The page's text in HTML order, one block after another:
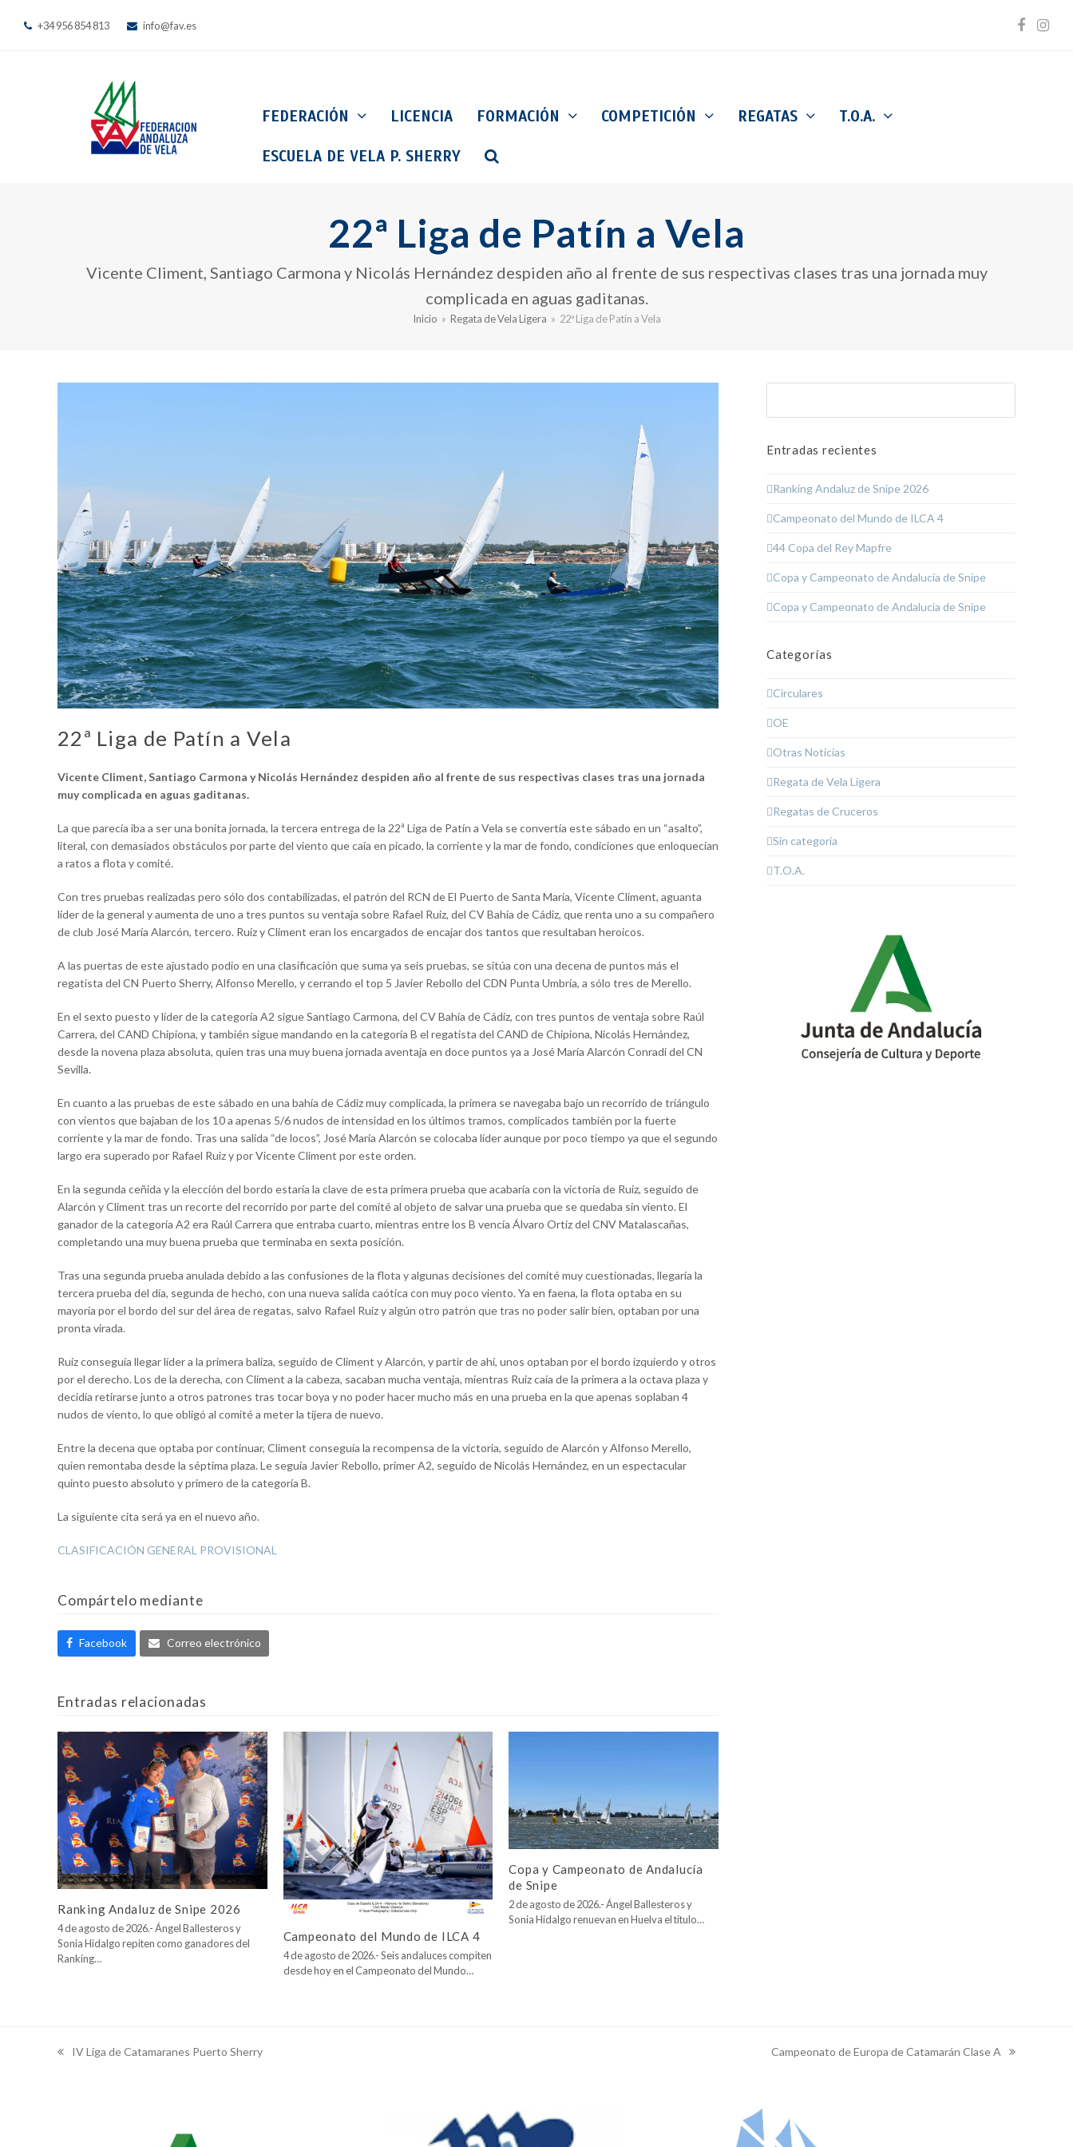
+34 956 854 813 info@fav.es
FEDERACIÓN LICENCIA FORMACIÓN COMPETICIÓN REGATAS T.O.A.
ESCUELA DE VELA P. SHERRY
22ª Liga de Patín a Vela
Vicente Climent, Santiago Carmona y Nicolás Hernández despiden año al frente de sus respectivas clases tras una jornada muy
complicada en aguas gaditanas.
Inicio » Regata de Vela Ligera » 22ª Liga de Patín a Vela
22ª Liga de Patín a Vela
Vicente Climent, Santiago Carmona y Nicolás Hernández despiden año al frente de sus respectivas clases tras una jornada
muy complicada en aguas gaditanas.
La que parecía iba a ser una bonita jornada, la tercera entrega de la 22ª Liga de Patín a Vela se convertía este sábado en un “asalto”,
literal, con demasiados obstáculos por parte del viento que caía en picado, la corriente y la mar de fondo, condiciones que enloquecían
a ratos a flota y comité.
Con tres pruebas realizadas pero sólo dos contabilizadas, el patrón del RCN de El Puerto de Santa María, Vicente Climent, aguanta
líder de la general y aumenta de uno a tres puntos su ventaja sobre Rafael Ruiz, del CV Bahía de Cádiz, que renta uno a su compañero
de club José María Alarcón, tercero. Ruiz y Climent eran los encargados de encajar dos tantos que resultaban heroicos.
A las puertas de este ajustado podio en una clasificación que suma ya seis pruebas, se sitúa con una decena de puntos más el
regatista del CN Puerto Sherry, Alfonso Merello, y cerrando el top 5 Javier Rebollo del CDN Punta Umbría, a sólo tres de Merello.
En el sexto puesto y líder de la categoría A2 sigue Santiago Carmona, del CV Bahía de Cádiz, con tres puntos de ventaja sobre Raúl
Carrera, del CAND Chipiona, y también sigue mandando en la categoría B el regatista del CAND de Chipiona, Nicolás Hernández,
desde la novena plaza absoluta, quien tras una muy buena jornada aventaja en doce puntos ya a José María Alarcón Conradi del CN
Sevilla.
En cuanto a las pruebas de este sábado en una bahía de Cádiz muy complicada, la primera se navegaba bajo un recorrido de triángulo
con vientos que bajaban de los 10 a apenas 5/6 nudos de intensidad en los últimos tramos, complicados también por la fuerte
corriente y la mar de fondo. Tras una salida “de locos”, José María Alarcón se colocaba líder aunque por poco tiempo ya que el segundo
largo era superado por Rafael Ruiz y por Vicente Climent por este orden.
En la segunda ceñida y la elección del bordo estaría la clave de esta primera prueba que acabaría con la victoria de Ruiz, seguido de
Alarcón y Climent tras un recorte del recorrido por parte del comité al objeto de salvar una prueba que se quedaba sin viento. El
ganador de la categoría A2 era Raúl Carrera que entraba cuarto, mientras entre los B vencía Álvaro Ortiz del CNV Matalascañas,
completando una muy buena prueba que terminaba en sexta posición.
Tras una segunda prueba anulada debido a las confusiones de la flota y algunas decisiones del comité muy cuestionadas, llegaría la
tercera prueba del día, segunda de hecho, con una nueva salida caótica con muy poco viento. Ya en faena, la flota optaba en su
mayoría por el bordo del sur del área de regatas, salvo Rafael Ruiz y algún otro patrón que tras no poder salir bien, optaban por una
pronta virada.
Ruiz conseguía llegar líder a la primera baliza, seguido de Climent y Alarcón, y partir de ahí, unos optaban por el bordo izquierdo y otros
por el derecho. Los de la derecha, con Climent a la cabeza, sacaban mucha ventaja, mientras Ruiz caía de la primera a la octava plaza y
decidía retirarse junto a otros patrones tras tocar boya y no poder hacer mucho más en una prueba en la que apenas soplaban 4
nudos de viento, lo que obligó al comité a meter la tijera de nuevo.
Entre la decena que optaba por continuar, Climent conseguía la recompensa de la victoria, seguido de Alarcón y Alfonso Merello,
quien remontaba desde la séptima plaza. Le seguía Javier Rebollo, primer A2, seguido de Nicolás Hernández, en un espectacular
quinto puesto absoluto y primero de la categoría B.
La siguiente cita será ya en el nuevo año.
CLASIFICACIÓN GENERAL PROVISIONAL
Compártelo mediante
Facebook Correo electrónico
Entradas relacionadas
Ranking Andaluz de Snipe 2026
4 de agosto de 2026.- Ángel Ballesteros y
Sonia Hidalgo repiten como ganadores del
Ranking…
Campeonato del Mundo de ILCA 4
4 de agosto de 2026.- Seis andaluces compiten
desde hoy en el Campeonato del Mundo…
Copa y Campeonato de Andalucía
de Snipe
2 de agosto de 2026.- Ángel Ballesteros y
Sonia Hidalgo renuevan en Huelva el título…
Entradas recientes
Ranking Andaluz de Snipe 2026
Campeonato del Mundo de ILCA 4
44 Copa del Rey Mapfre
Copa y Campeonato de Andalucía de Snipe
Copa y Campeonato de Andalucía de Snipe
Categorías
Circulares
OE
Otras Noticias
Regata de Vela Ligera
Regatas de Cruceros
Sin categoría
T.O.A.
previous
IV Liga de Catamaranes Puerto Sherry
next
Campeonato de Europa de Catamarán Clase A